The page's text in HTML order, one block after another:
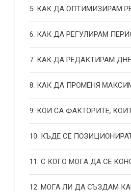
5. КАК ДА ОПТИМИЗИРАМ
6. КАК ДА РЕГУЛИРАМ
7. КАК ДА РЕДАКТИРАМ
8. КАК ДА ПРОМЕНЯ
9. КОИ СА ФАКТОРИТЕ,
10. КЪДЕ СЕ
11. С КОГО МОГА ДА СЕ
12. МОГА ЛИ ДА СЪЗДАМ